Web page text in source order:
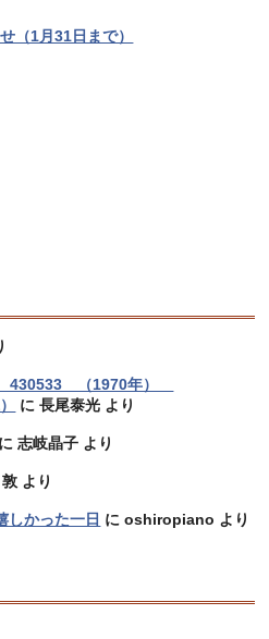
（1月31日まで）
430533 （1970年）
に長尾泰光 より
に志岐晶子 より
より
しかった一日 にoshiropiano より